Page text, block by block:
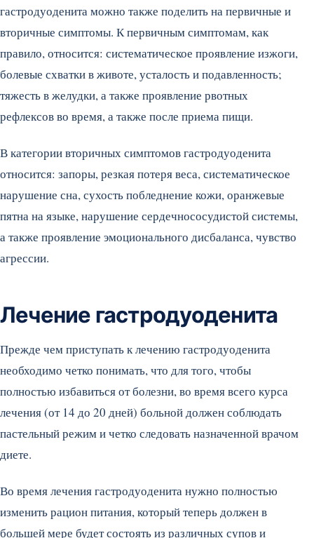
гастродуоденита можно также поделить на первичные и
вторичные симптомы. К первичным симптомам, как
правило, относится: систематическое проявление изжоги,
болевые схватки в животе, усталость и подавленность;
тяжесть в желудки, а также проявление рвотных
рефлексов во время, а также после приема пищи.
В категории вторичных симптомов гастродуоденита
относится: запоры, резкая потеря веса, систематическое
нарушение сна, сухость побледнение кожи, оранжевые
пятна на языке, нарушение сердечнососудистой системы,
а также проявление эмоционального дисбаланса, чувство
агрессии.
Лечение гастродуоденита
Прежде чем приступать к лечению гастродуоденита
необходимо четко понимать, что для того, чтобы
полностью избавиться от болезни, во время всего курса
лечения (от 14 до 20 дней) больной должен соблюдать
пастельный режим и четко следовать назначенной врачом
диете.
Во время лечения гастродуоденита нужно полностью
изменить рацион питания, который теперь должен в
большей мере будет состоять из различных супов и